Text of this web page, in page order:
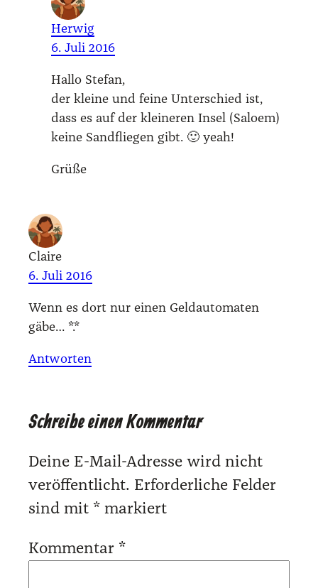
Herwig
6. Juli 2016
Hal­lo Ste­fan,
der klei­ne und fei­ne Unter­schied ist,
dass es auf der klei­ne­ren Insel (Salo­em)
kei­ne Sand­flie­gen gibt. 🙂 yeah!
Grü­ße
Claire
6. Juli 2016
Wenn es dort nur einen Geld­au­to­ma­ten
gäbe… *.*
Antworten
Schreibe einen Kommentar
Deine E-Mail-Adresse wird nicht
veröffentlicht. Erforderliche Felder
sind mit * markiert
Kommentar *